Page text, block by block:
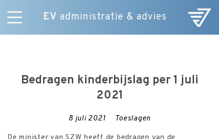
EV administratie & advies
Skip
Nieuws
Bedragen kinderbijslag per 1 juli
2021
8 juli 2021 Toeslagen